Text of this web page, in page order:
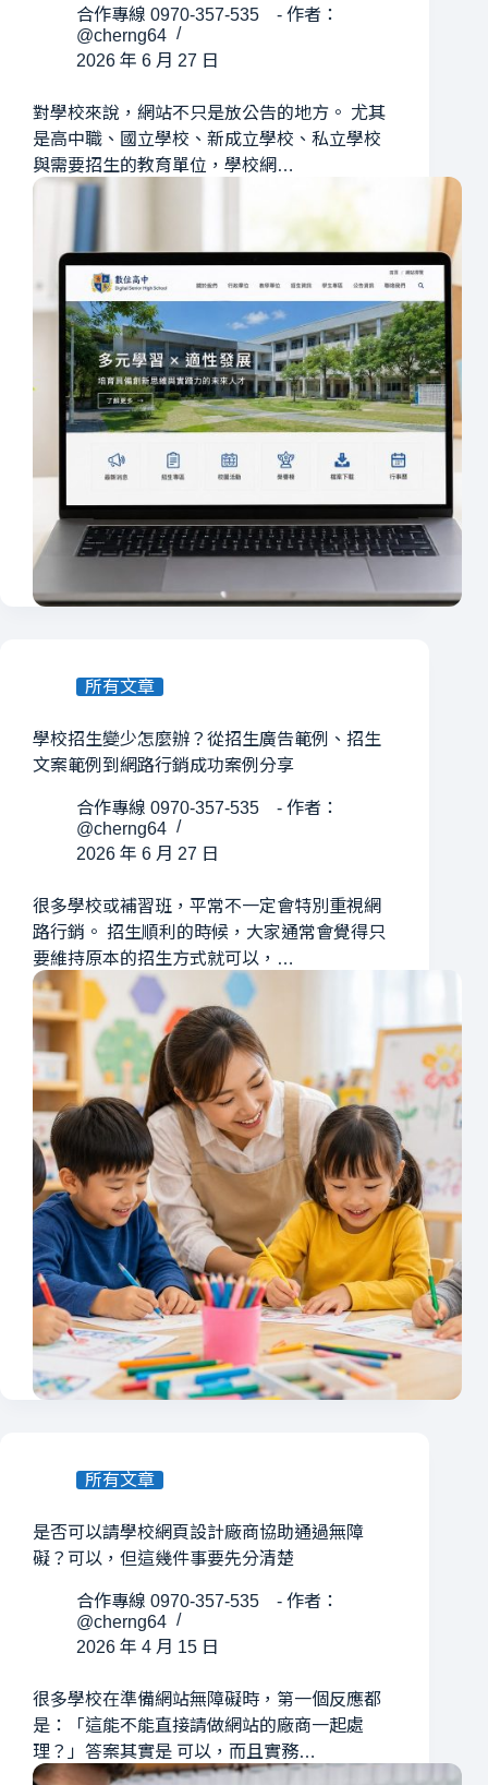
合作專線 0970-357-535 - 作者：
@cherng64
2026 年 6 月 27 日
對學校來說，網站不只是放公告的地方。 尤其
是高中職、國立學校、新成立學校、私立學校
與需要招生的教育單位，學校網…
所有文章
學校招生變少怎麼辦？從招生廣告範例、招生
文案範例到網路行銷成功案例分享
合作專線 0970-357-535 - 作者：
@cherng64
2026 年 6 月 27 日
很多學校或補習班，平常不一定會特別重視網
路行銷。 招生順利的時候，大家通常會覺得只
要維持原本的招生方式就可以，…
所有文章
是否可以請學校網頁設計廠商協助通過無障
礙？可以，但這幾件事要先分清楚
合作專線 0970-357-535 - 作者：
@cherng64
2026 年 4 月 15 日
很多學校在準備網站無障礙時，第一個反應都
是：「這能不能直接請做網站的廠商一起處
理？」答案其實是 可以，而且實務…